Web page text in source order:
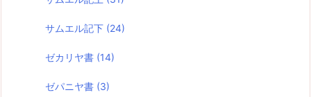
サムエル記下 (24)
ゼカリヤ書 (14)
ゼパニヤ書 (3)